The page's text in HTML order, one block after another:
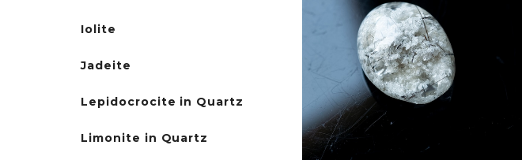
Iolite
Jadeite
Lepidocrocite in Quartz
Limonite in Quartz